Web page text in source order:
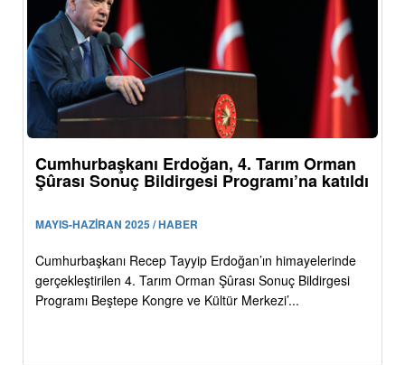
Cumhurbaşkanı Erdoğan, 4. Tarım Orman
Şûrası Sonuç Bildirgesi Programı’na katıldı
MAYIS-HAZİRAN 2025 / HABER
Cumhurbaşkanı Recep Tayyip Erdoğan’ın himayelerinde
gerçekleştirilen 4. Tarım Orman Şûrası Sonuç Bildirgesi
Programı Beştepe Kongre ve Kültür Merkezi’...